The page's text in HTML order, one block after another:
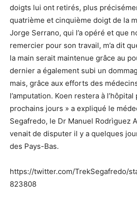
doigts lui ont retirés, plus
quatrième et cinquième doigt de la
Jorge Serrano, qui l’a opéré et que
remercier pour son travail, m’a dit
la main serait maintenue grâce au
dernier a également subi un
mais, grâce aux efforts des
l’amputation. Koen restera à
prochains jours » a expliqué le
Segafredo, le Dr Manuel Rodrìguez
venait de disputer il y a quelques
des Pays-Bas.
https://twitter.com/TrekSegafredo/
823808